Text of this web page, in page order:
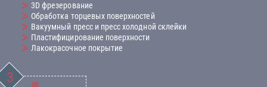
3D фрезерование
Обработка торцевых поверхностей
Вакуумный пресс и пресс холодной склейки
Пластифицирование поверхности
Лакокрасочное покрытие